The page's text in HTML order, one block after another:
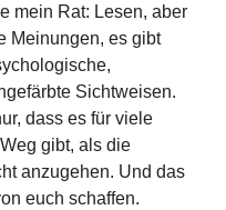
mein Rat: Lesen, aber
Meinungen, es gibt
Sichtweisen.
dass es für viele
gibt, als die
anzugehen. Und das
euch schaffen.